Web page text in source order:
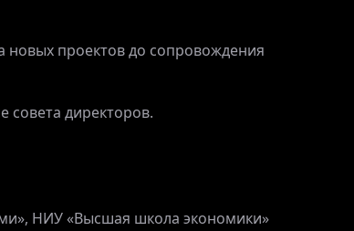
ВХОД
новых проектов до сопровождения
совета директоров.
НИУ «Высшая школа экономики»